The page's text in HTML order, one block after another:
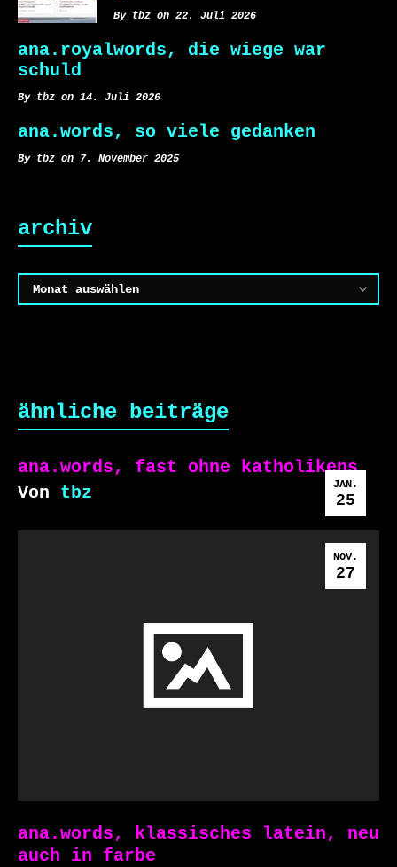
By tbz on 22. Juli 2026
ana.royalwords, die wiege war
schuld
By tbz on 14. Juli 2026
ana.words, so viele gedanken
By tbz on 7. November 2025
archiv
Archiv
ähnliche beiträge
JAN.
25
ana.words, fast ohne katholikens
Von tbz
NOV.
27
ana.words, klassisches latein, neu
auch in farbe